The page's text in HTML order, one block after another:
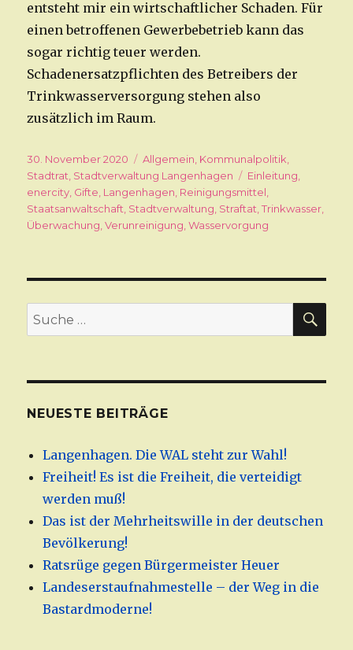
entsteht mir ein wirtschaftlicher Schaden. Für
einen betroffenen Gewerbebetrieb kann das
sogar richtig teuer werden.
Schadenersatzpflichten des Betreibers der
Trinkwasserversorgung stehen also
zusätzlich im Raum.
Veröffentlicht
am
30. November 2020 Kategorien
Allgemein, Kommunalpolitik,
Stadtrat, Stadtverwaltung Langenhagen Schlagwörter
Einleitung,
enercity, Gifte, Langenhagen, Reinigungsmittel,
Staatsanwaltschaft, Stadtverwaltung, Straftat,Trinkwasser,
Überwachung,Verunreinigung,Wasservorgung
Suche
nach:
NEUESTE BEITRÄGE
Langenhagen. Die WAL steht zur Wahl!
Freiheit! Es ist die Freiheit, die verteidigt
werden muß!
Das ist der Mehrheitswille in der deutschen
Bevölkerung!
Ratsrüge gegen Bürgermeister Heuer
Landeserstaufnahmestelle – der Weg in die
Bastardmoderne!